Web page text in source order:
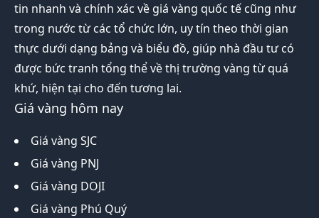
tin nhanh và chính xác về giá vàng quốc tế cũng như
trong nước từ các tổ chức lớn, uy tín theo thời gian
thực dưới dạng bảng và biểu đồ, giúp nhà đầu tư có
được bức tranh tổng thể về thị trường vàng từ quá
khứ, hiện tại cho đến tương lai.
Giá vàng hôm nay
Giá vàng SJC
Giá vàng PNJ
Giá vàng DOJI
Giá vàng Phú Quý